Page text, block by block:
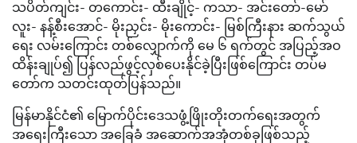
သပိတ်ကျင်း- တကောင်း- ထီးချိုင့်- ကသာ- အင်းတော်-မော်
လူး- နန့်စီးအောင်- မိုးညှင်း- မိုးကောင်း- မြစ်ကြီးနား ဆက်သွယ်
ရေး လမ်းကြောင်း တစ်လျှောက်ကို မေ ၆ ရက်တွင် အပြည့်အဝ
ထိန်းချုပ်၍ ပြန်လည်ဖွင့်လှစ်ပေးနိုင်ခဲ့ပြီးဖြစ်​ကြောင်း တပ်မ​
တော်က သတင်းထုတ်ပြန်သည်။
မြန်မာနိုင်ငံ၏ မြောက်ပိုင်းဒေသဖွံ့ဖြိုးတိုးတက်ရေးအတွက်
အရေးကြီးသော အခြေခံ အဆောက်အအုံတစ်ခုဖြစ်သည့်